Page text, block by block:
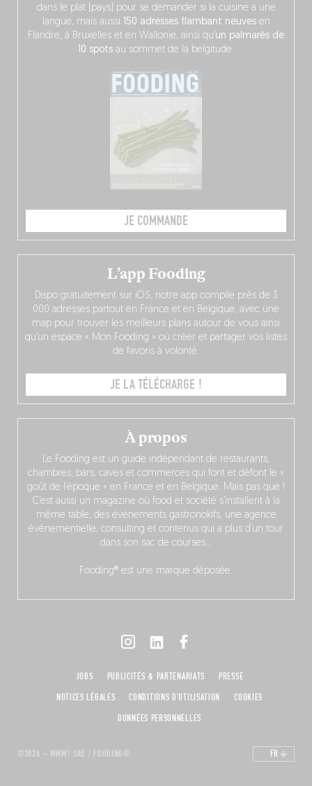
dans le plat (pays) pour se demander si la cuisine a une
langue, mais aussi 150 adresses flambant neuvesen
Flandre, à Bruxelles et en Wallonie, ainsi qu’un palmarès de
10 spots au sommet de la belgitude.
JE COMMANDE
À propos
Le Fooding est un guide indépendant de restaurants,
chambres, bars, caves et commerces qui font et défont le «
goût de l’époque » en France et en Belgique. Mais pas que !
C’est aussi un magazine où food et société s’installent à la
même table, des événements gastronokifs, une agence
événementielle, consulting et contenus qui a plus d’un tour
dans son sac de courses…
Fooding® est une marque déposée.
L’app Fooding
Dispo gratuitement sur iOS, notre app compile près de 3
000 adresses partout en France et en Belgique, avec une
map pour trouver les meilleurs plans autour de vous ainsi
qu’un espace « Mon Fooding » où créer et partager vos listes
de favoris à volonté.
JE LA TÉLÉCHARGE !
©2026 – MMM! SAS / FOODING®
JOBS PUBLICITÉS & PARTENARIATS
PRESSE
NOTICES LÉGALES
CONDITIONS D'UTILISATION
COOKIES
DONNÉES PERSONNELLES
FR